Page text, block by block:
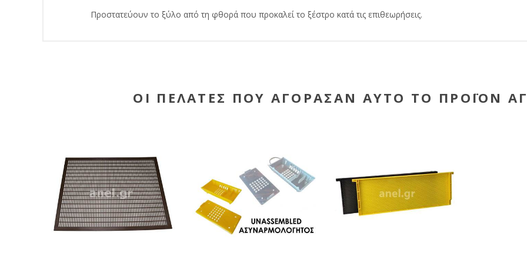
Προστατεύουν το ξύλο από τη φθορά που προκαλεί το ξέστρο κατά τις επιθεωρήσεις.
ΟΙ ΠΕΛΆΤΕΣ ΠΟΥ ΑΓΌΡΑΣΑΝ ΑΥΤΌ ΤΟ ΠΡΟΪΌΝ